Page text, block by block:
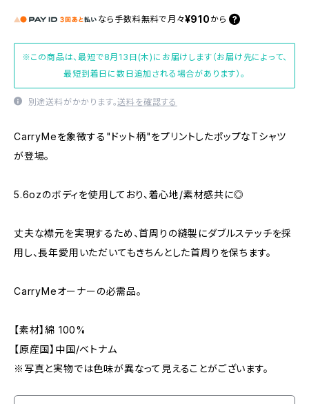
なら 手数料無料で 月々¥910 から
※この商品は、最短で8月13日(木)にお届けします（お届け先によって、
最短到着日に数日追加される場合があります）。
別途送料がかかります。送料を確認する
CarryMeを象徴する"ドット柄"をプリントしたポップなTシャツ
が登場。
5.6ozのボディを使用しており、着心地/素材感共に◎
丈夫な襟元を実現するため、首周りの縫製にダブルステッチを採
用し、長年愛用いただいてもきちんとした首周りを保ちます。
CarryMeオーナーの必需品。
【素材】綿 100%
【原産国】中国/ベトナム
※写真と実物では色味が異なって見えることがございます。